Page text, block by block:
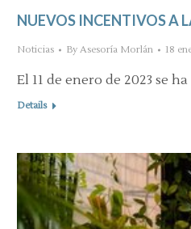
NUEVOS INCENTIVOS A
Noticias By Asesoría Morlán 18
El 11 de enero de 2023 se
Details